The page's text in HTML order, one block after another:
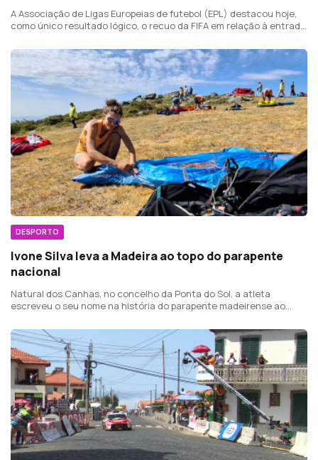
A Associação de Ligas Europeias de futebol (EPL) destacou hoje,
como único resultado lógico, o recuo da FIFA em relação à entrada
pouco claras.
DESPORTO
Ivone Silva leva a Madeira ao topo do parapente
nacional
Natural dos Canhas, no concelho da Ponta do Sol, a atleta
escreveu o seu nome na história do parapente madeirense ao
2026, em Montalegre.